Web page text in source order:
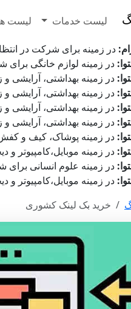
لیست خدمات لیست
در زمینه برای شرکت در انتظار بررسی می
در زمینه لوازم خانگی برای شرکت
در زمینه بهداشتی، آرایشی و زیور
در زمینه بهداشتی، آرایشی و زیور
در زمینه بهداشتی، آرایشی و زیور
در زمینه بهداشتی، آرایشی و زیور
در زمینه پوشاک، کیف و کفش برای
در زمینه موبایل،کامپیوتر و
در زمینه علوم انسانی برای شرکت
در زمینه موبایل،کامپیوتر و دیجیتال
خرید بک لینک کشوری